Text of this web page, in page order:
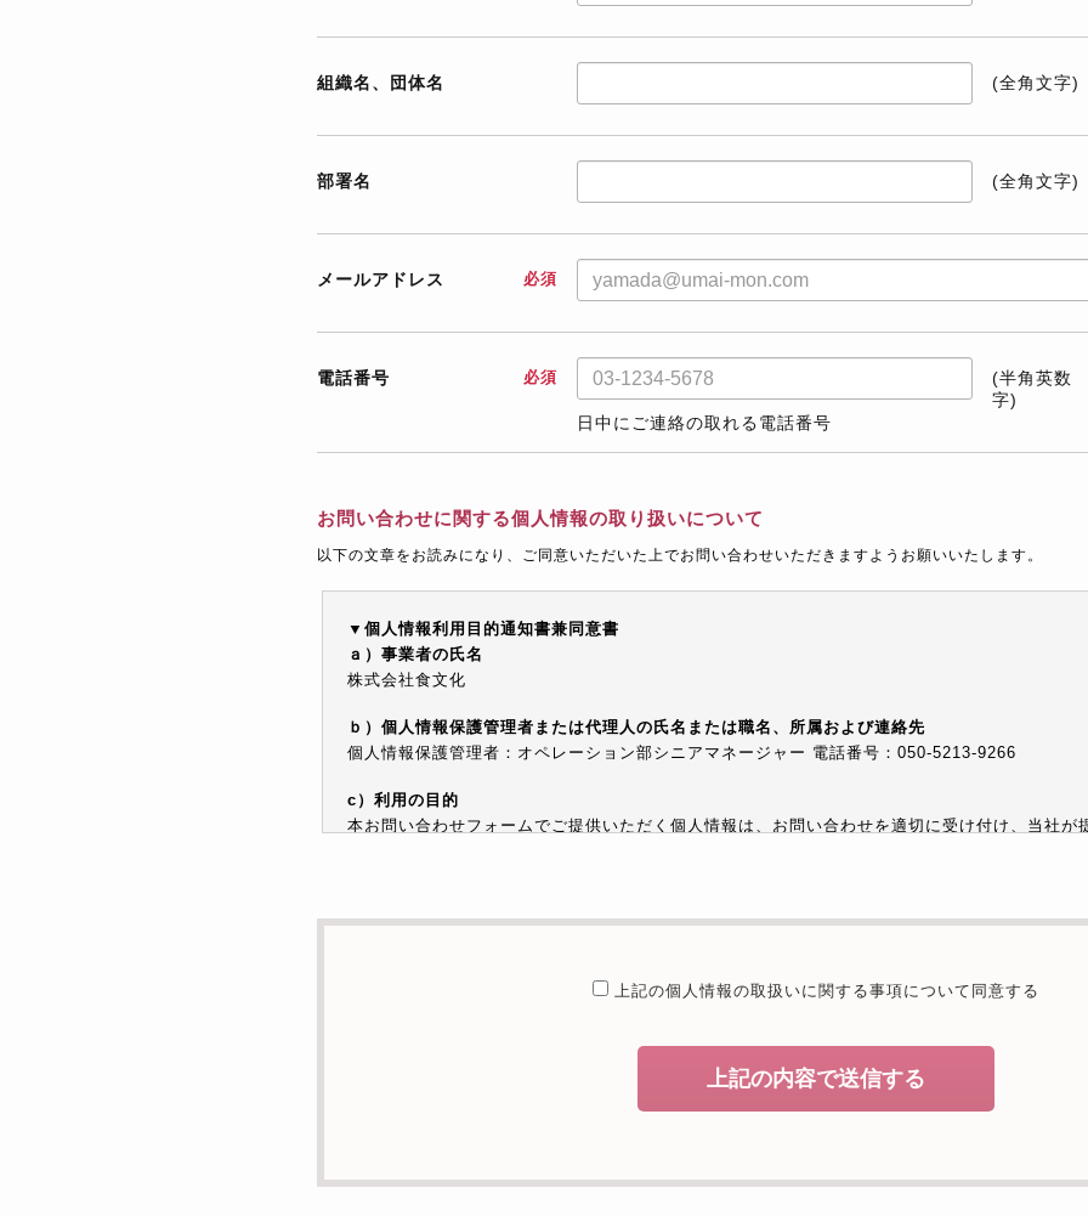
組織名、団体名 (全角文字)
部署名 (全角文字)
メールアドレス 必須
電話番号 必須
日中にご連絡の取れる電話番号
(半角英数
字)
お問い合わせに関する個人情報の取り扱いについて
以下の文章をお読みになり、ご同意いただいた上でお問い合わせいただきますようお願いいたします。
▼個人情報利用目的通知書兼同意書
ａ）事業者の氏名
株式会社食文化
ｂ）個人情報保護管理者または代理人の氏名または職名、所属および連絡先
個人情報保護管理者：オペレーション部シニアマネージャー 電話番号：050-5213-9266
c）利用の目的
本お問い合わせフォームでご提供いただく個人情報は、お問い合わせを適切に受け付け、当社が
本人の同意がある場合または法令に基づく場合を除き、取得した個人情報を第三者に提供するこ
個人情報について当社が個人情報保護管理体制について一定の水準に達していると認めた委託者
f）開示対象個人情報の開示等および問合せ窓口について
ご本人からの求めにより、当社が保有する開示対象個人情報の利用目的の通知・開示・内容の訂
上記の個人情報の取扱いに関する事項について同意する
上記の内容で送信する